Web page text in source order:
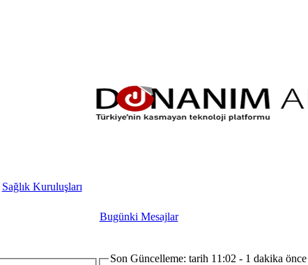
Sağlık Kuruluşları
Bugünki Mesajlar
Son Güncelleme: tarih 11:02 - 1 dakika önce